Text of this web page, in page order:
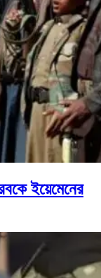
ইয়েমেনের